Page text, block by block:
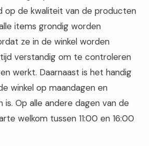
op de kwaliteit van de producten
items grondig worden
ze in de winkel worden
verstandig om te controleren
werkt. Daarnaast is het handig
winkel op maandagen en
is. Op alle andere dagen van de
welkom tussen 11:00 en 16:00